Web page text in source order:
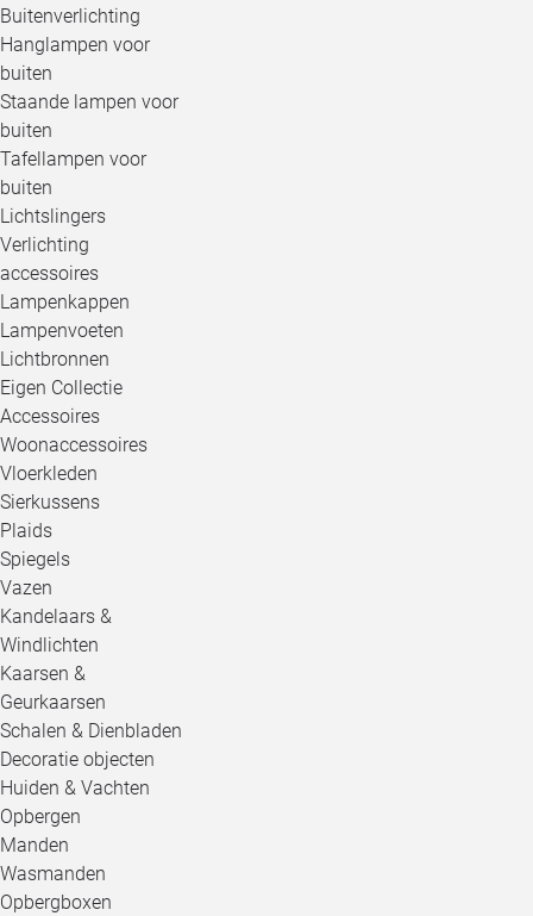
Buitenverlichting
Hanglampen voor
buiten
Staande lampen voor
buiten
Tafellampen voor
buiten
Lichtslingers
Verlichting
accessoires
Lampenkappen
Lampenvoeten
Lichtbronnen
Eigen Collectie
Accessoires
Woonaccessoires
Vloerkleden
Sierkussens
Plaids
Spiegels
Vazen
Kandelaars &
Windlichten
Kaarsen &
Geurkaarsen
Schalen & Dienbladen
Decoratie objecten
Huiden & Vachten
Opbergen
Manden
Wasmanden
Opbergboxen